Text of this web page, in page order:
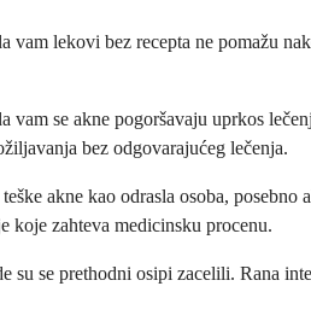
vam lekovi bez recepta ne pomažu
vam se akne pogoršavaju uprkos
bez odgovarajućeg lečenja.
akne kao odrasla osoba,
koje zahteva medicinsku procenu.
se prethodni osipi zacelili. Rana